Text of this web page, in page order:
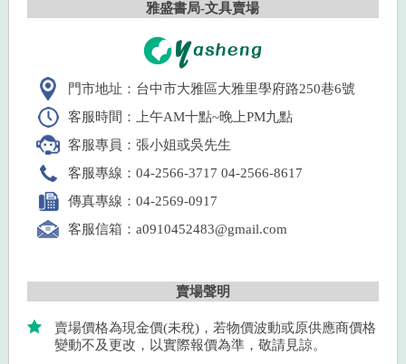
雅盛書局-文具賣場
門市地址：台中市大雅區大雅里學府路250巷6號
客服時間：上午AM十點~晚上PM九點
客服專員：張小姐或吳先生
客服專線：04-2566-3717 04-2566-8617
傳真專線：04-2569-0917
客服信箱：a0910452483@gmail.com
賣場聲明
賣場價格為現金價(未稅)，若物價波動或原供應商價格
變動不及更改，以實際報價為準，敬請見諒。